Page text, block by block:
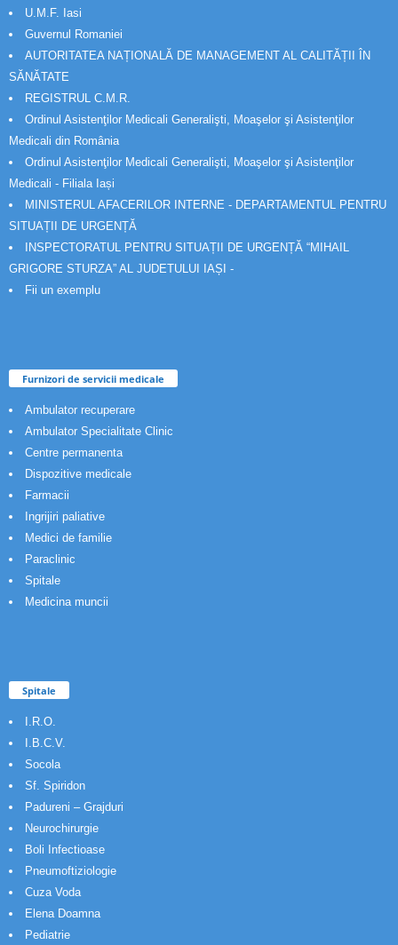
U.M.F. Iasi
Guvernul Romaniei
AUTORITATEA NAȚIONALĂ DE MANAGEMENT AL CALITĂȚII ÎN
SĂNĂTATE
REGISTRUL C.M.R.
Ordinul Asistenţilor Medicali Generalişti, Moaşelor şi Asistenţilor
Medicali din România
Ordinul Asistenţilor Medicali Generalişti, Moaşelor şi Asistenţilor
Medicali - Filiala Iași
MINISTERUL AFACERILOR INTERNE - DEPARTAMENTUL PENTRU
SITUAȚII DE URGENȚĂ
INSPECTORATUL PENTRU SITUAȚII DE URGENȚĂ “MIHAIL
GRIGORE STURZA” AL JUDETULUI IAȘI -
Fii un exemplu
Furnizori de servicii medicale
Ambulator recuperare
Ambulator Specialitate Clinic
Centre permanenta
Dispozitive medicale
Farmacii
Ingrijiri paliative
Medici de familie
Paraclinic
Spitale
Medicina muncii
Spitale
I.R.O.
I.B.C.V.
Socola
Sf. Spiridon
Padureni – Grajduri
Neurochirurgie
Boli Infectioase
Pneumoftiziologie
Cuza Voda
Elena Doamna
Pediatrie